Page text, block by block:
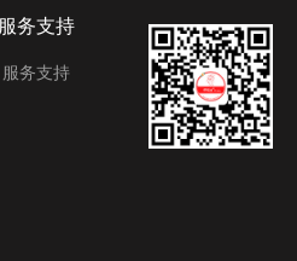
务支持
服务支持